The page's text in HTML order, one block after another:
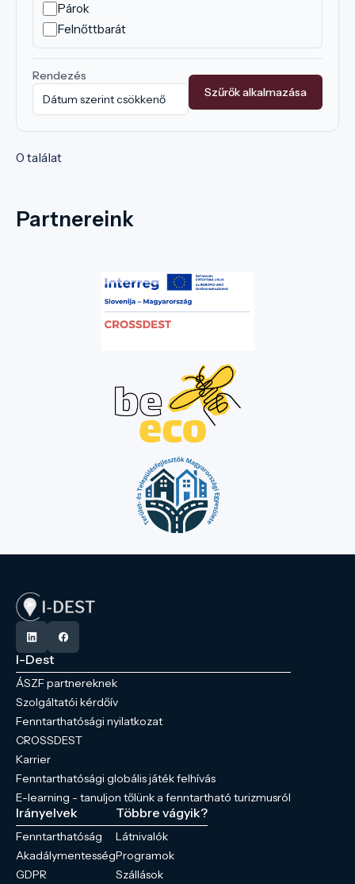
Párok
Felnőttbarát
Rendezés
Szűrők alkalmazása
0 találat
Partnereink
I-Dest
ÁSZF partnereknek
Szolgáltatói kérdőív
Fenntarthatósági nyilatkozat
CROSSDEST
Karrier
Fenntarthatósági globális játék felhívás
E-learning - tanuljon tőlünk a fenntartható turizmusról
Irányelvek
Fenntarthatóság
Akadálymentesség
GDPR
Többre vágyik?
Látnivalók
Programok
Szállások